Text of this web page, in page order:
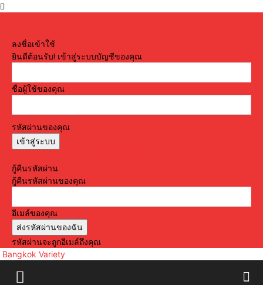
ลงชื่อเข้าใช้
ยินดีต้อนรับ! เข้าสู่ระบบบัญชีของคุณ
ชื่อผู้ใช้ของคุณ
รหัสผ่านของคุณ
กู้คืนรหัสผ่าน
กู้คืนรหัสผ่านของคุณ
อีเมล์ของคุณ
รหัสผ่านจะถูกอีเมล์ถึงคุณ
Bangkok Variety